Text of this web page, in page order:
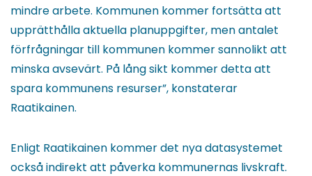
mindre arbete. Kommunen kommer fortsätta att
upprätthålla aktuella planuppgifter, men antalet
förfrågningar till kommunen kommer sannolikt att
minska avsevärt. På lång sikt kommer detta att
spara kommunens resurser”, konstaterar
Raatikainen.
Enligt Raatikainen kommer det nya datasystemet
också indirekt att påverka kommunernas livskraft.